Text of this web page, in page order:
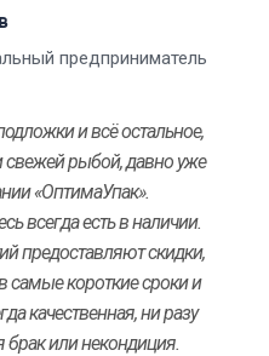
предприниматель
и всё остальное,
свежей рыбой, давно уже
«ОптимаУпак».
всегда есть в наличии.
предоставляют скидки,
самые короткие сроки и
качественная, ни разу
или некондиция.